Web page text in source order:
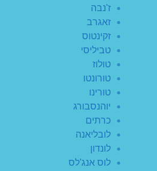
ז'נבה
זאגרב
זקינטוס
טביליסי
טולוז
טורונטו
טורינו
יוהנסבורג
כרתים
לובליאנה
לונדון
לוס אנג'לס